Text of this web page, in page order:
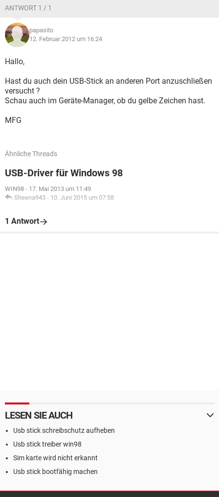
ANTWORT 1 / 1
papasito
12. Februar 2012 um 16:24
Hallo,
Hast du auch dein USB-Stick an anderen Port anzuschließen
versucht ?
Schau auch im Geräte-Manager, ob du gelbe Zeichen hast.
MFG
Ähnliche Threads
USB-Driver für Windows 98
WIN98 - 17. Mai 2013 um 11:49
Sheena943 - 10. Juni 2015 um 07:58
1 Antwort
LESEN SIE AUCH
Usb stick schreibschutz aufheben
Usb stick treiber win98
Sim karte wird nicht erkannt
Usb stick bootfähig machen